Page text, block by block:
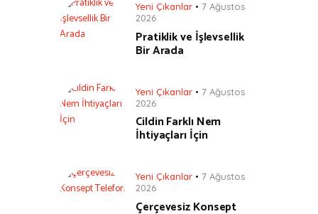
Yeni Çıkanlar
7 Ağustos
2026
Pratiklik ve İşlevsellik
Bir Arada
Yeni Çıkanlar
7 Ağustos
2026
Cildin Farklı Nem
İhtiyaçları İçin
Yeni Çıkanlar
7 Ağustos
2026
Çerçevesiz Konsept